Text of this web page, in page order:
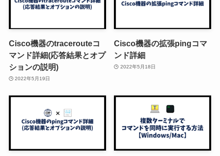
Cisco機器のtracerouteコ
マンド詳細(応答結果とオプ
ションの説明)
2022年5月19日
Cisco機器の拡張pingコマ
ンド詳細
2022年5月18日